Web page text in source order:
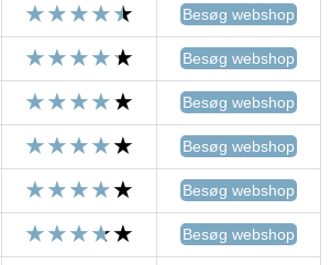
Besøg webshop
Besøg webshop
Besøg webshop
Besøg webshop
Besøg webshop
Besøg webshop